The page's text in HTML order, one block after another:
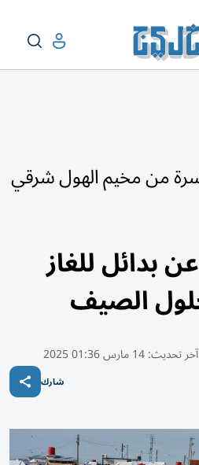
استعادة 150 أسرة من مخيم الهول شرقي
بدائل للغاز
الصيف
آخر تحديث:14 مارس 01:36 2025
شارك